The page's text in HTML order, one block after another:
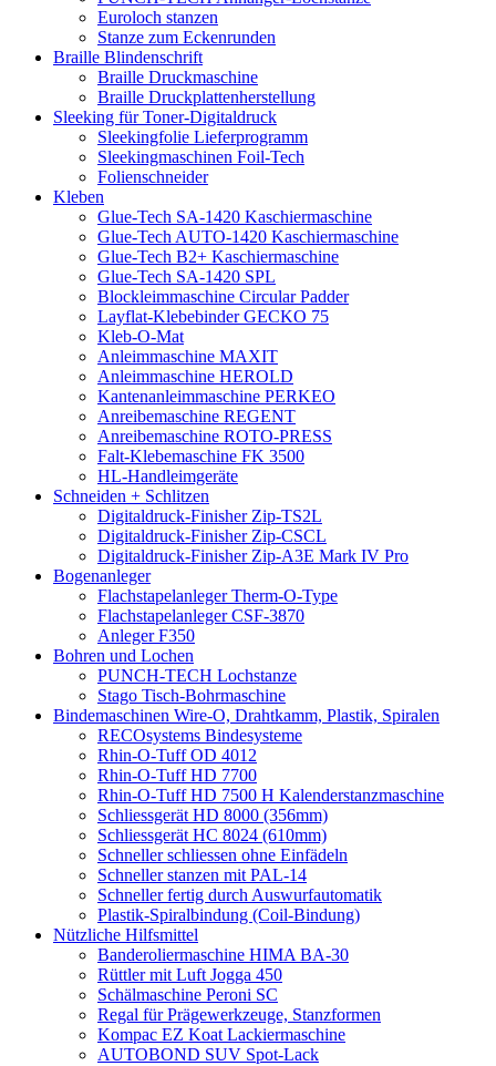
Euroloch stanzen
Stanze zum Eckenrunden
Braille Blindenschrift
Braille Druckmaschine
Braille Druckplattenherstellung
Sleeking für Toner-Digitaldruck
Sleekingfolie Lieferprogramm
Sleekingmaschinen Foil-Tech
Folienschneider
Kleben
Glue-Tech SA-1420 Kaschiermaschine
Glue-Tech AUTO-1420 Kaschiermaschine
Glue-Tech B2+ Kaschiermaschine
Glue-Tech SA-1420 SPL
Blockleimmaschine Circular Padder
Layflat-Klebebinder GECKO 75
Kleb-O-Mat
Anleimmaschine MAXIT
Anleimmaschine HEROLD
Kantenanleimmaschine PERKEO
Anreibemaschine REGENT
Anreibemaschine ROTO-PRESS
Falt-Klebemaschine FK 3500
HL-Handleimgeräte
Schneiden + Schlitzen
Digitaldruck-Finisher Zip-TS2L
Digitaldruck-Finisher Zip-CSCL
Digitaldruck-Finisher Zip-A3E Mark IV Pro
Bogenanleger
Flachstapelanleger Therm-O-Type
Flachstapelanleger CSF-3870
Anleger F350
Bohren und Lochen
PUNCH-TECH Lochstanze
Stago Tisch-Bohrmaschine
Bindemaschinen Wire-O, Drahtkamm, Plastik, Spiralen
RECOsystems Bindesysteme
Rhin-O-Tuff OD 4012
Rhin-O-Tuff HD 7700
Rhin-O-Tuff HD 7500 H Kalenderstanzmaschine
Schliessgerät HD 8000 (356mm)
Schliessgerät HC 8024 (610mm)
Schneller schliessen ohne Einfädeln
Schneller stanzen mit PAL-14
Schneller fertig durch Auswurfautomatik
Plastik-Spiralbindung (Coil-Bindung)
Nützliche Hilfsmittel
Banderoliermaschine HIMA BA-30
Rüttler mit Luft Jogga 450
Schälmaschine Peroni SC
Regal für Prägewerkzeuge, Stanzformen
Kompac EZ Koat Lackiermaschine
AUTOBOND SUV Spot-Lack